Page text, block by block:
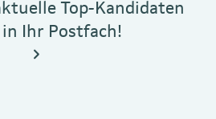
Top-Kandidaten
Ihr Postfach!